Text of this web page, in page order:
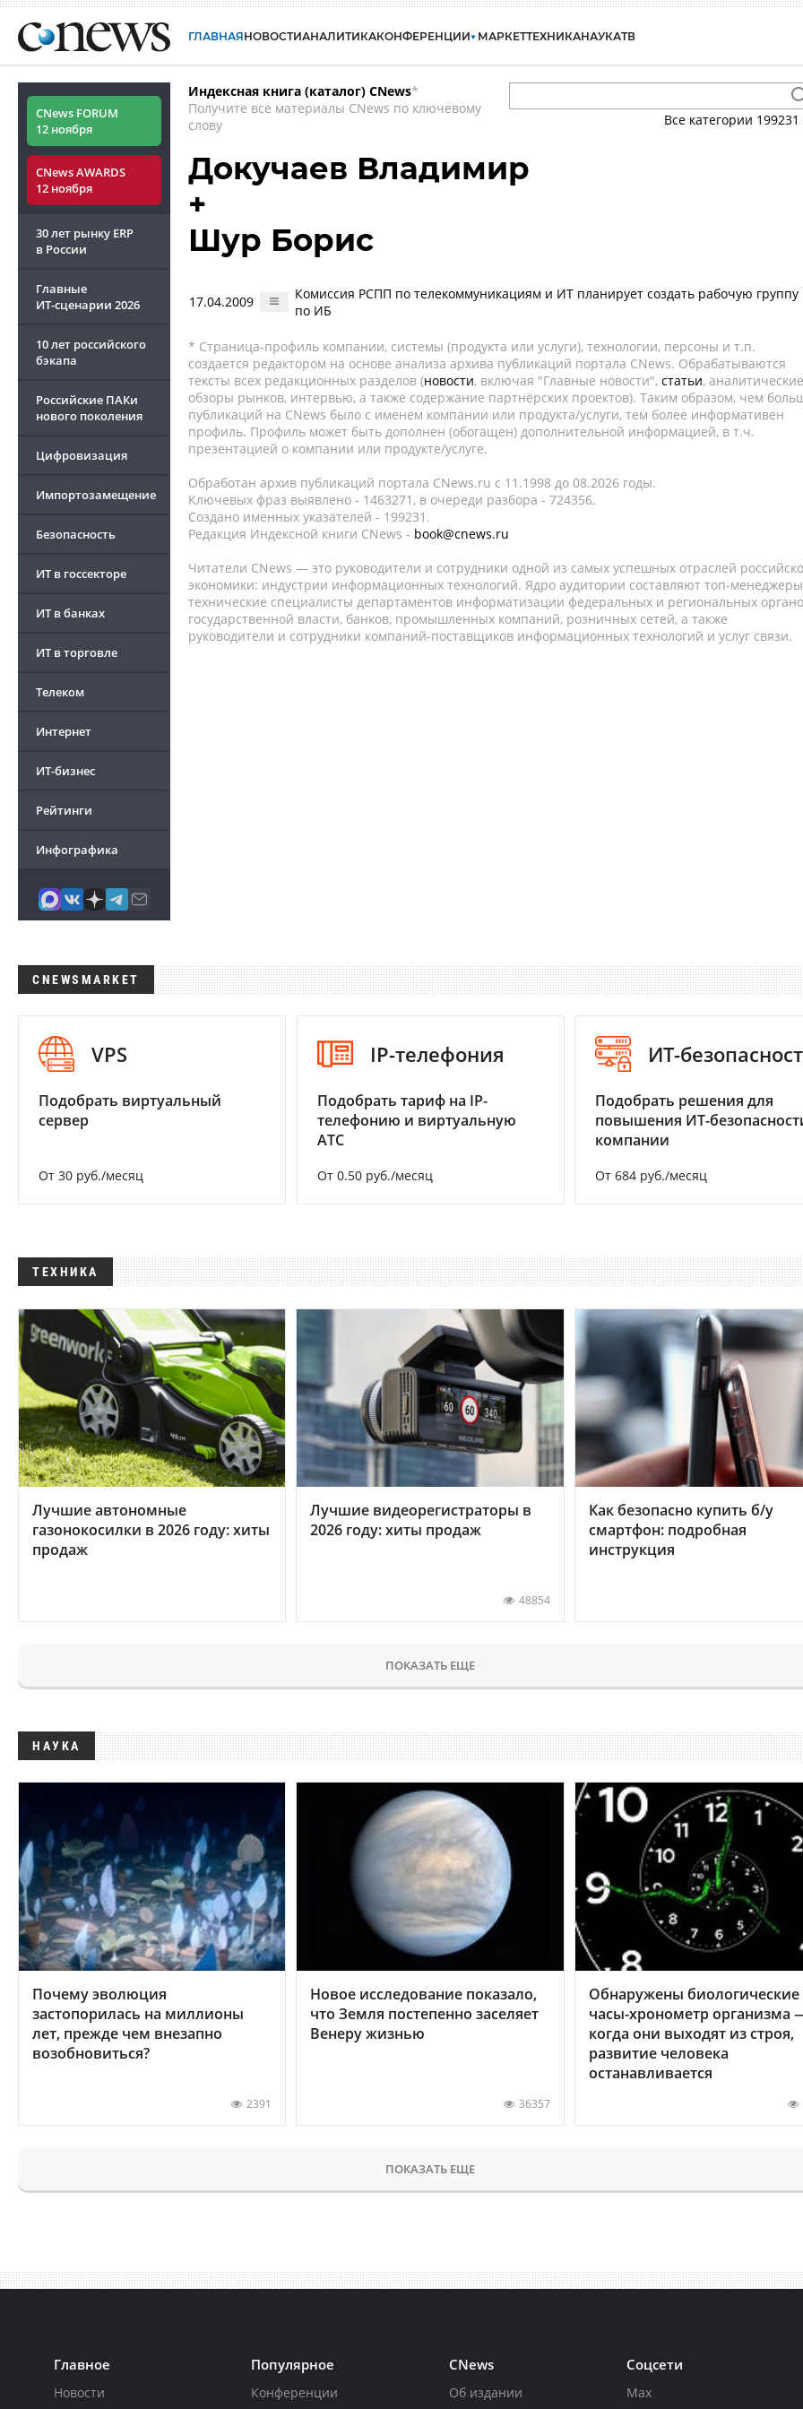
ГЛАВНАЯНОВОСТИАНАЛИТИКАКОНФЕРЕНЦИИ МАРКЕТТЕХНИКАНАУКАТВ
CNews FORUM
12 ноября
CNews AWARDS
12 ноября
30 лет рынку ERP
в России
Главные
ИТ-сценарии 2026
10 лет российского
бэкапа
Российские ПАКи
нового поколения
Цифровизация
Импортозамещение
Безопасность
ИТ в госсекторе
ИТ в банках
ИТ в торговле
Телеком
Интернет
ИТ-бизнес
Рейтинги
Инфографика
Индексная книга (каталог) CNews*
Получите все материалы CNews по ключевому
слову
Все категории 199231
Докучаев Владимир
+
Шур Борис
17.04.2009
Комиссия РСПП по телекоммуникациям и ИТ планирует создать рабочую группу
по ИБ
* Страница-профиль компании, системы (продукта или услуги), технологии, персоны и т.п.
создается редактором на основе анализа архива публикаций портала CNews. Обрабатываются
тексты всех редакционных разделов (новости, включая "Главные новости", статьи, аналитические
обзоры рынков, интервью, а также содержание партнёрских проектов). Таким образом, чем
публикаций на CNews было с именем компании или продукта/услуги, тем более информативен
профиль. Профиль может быть дополнен (обогащен) дополнительной информацией, в т.ч.
презентацией о компании или продукте/услуге.
Обработан архив публикаций портала CNews.ru c 11.1998 до 08.2026 годы.
Ключевых фраз выявлено - 1463271, в очереди разбора - 724356.
Создано именных указателей - 199231.
Редакция Индексной книги CNews - book@cnews.ru
Читатели CNews — это руководители и сотрудники одной из самых успешных отраслей
экономики: индустрии информационных технологий. Ядро аудитории составляют топ-
технические специалисты департаментов информатизации федеральных и региональных
государственной власти, банков, промышленных компаний, розничных сетей, а также
руководители и сотрудники компаний-поставщиков информационных технологий и услуг связи.
CNEWSMARKET
VPS
Подобрать виртуальный
сервер
От 30 руб./месяц
IP-телефония
Подобрать тариф на IP-
телефонию и виртуальную
АТС
От 0.50 руб./месяц
ИТ-
Подобрать решения для
повышения ИТ-
компании
От 684 руб./месяц
ТЕХНИКА
Лучшие автономные
газонокосилки в 2026 году: хиты
продаж
Лучшие видеорегистраторы в
2026 году: хиты продаж
48854
Как безопасно купить б/у
смартфон: подробная
инструкция
ПОКАЗАТЬ ЕЩЕ
НАУКА
Почему эволюция
застопорилась на миллионы
лет, прежде чем внезапно
возобновиться?
2391
Новое исследование показало,
что Земля постепенно заселяет
Венеру жизнью
36357
Обнаружены биологические
часы-хронометр организма
когда они выходят из строя,
развитие человека
останавливается
ПОКАЗАТЬ ЕЩЕ
Главное
Новости
Популярное
Конференции
CNews
Об издании
Соцсети
Max